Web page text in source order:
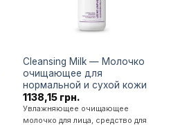
Cleansing Milk — Молочко
очищающее для
нормальной и сухой кожи
1138,15 грн.
Увлажняющее очищающее
молочко для лица, средство для